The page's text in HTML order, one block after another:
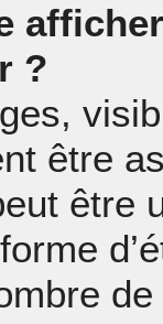
?
être